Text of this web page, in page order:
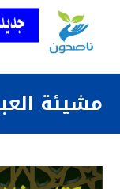
مشيئة